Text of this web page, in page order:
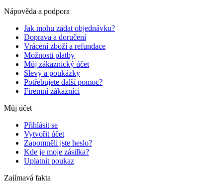
Nápověda a podpora
Jak mohu zadat objednávku?
Doprava a doručení
Vrácení zboží a refundace
Možnosti platby
Můj zákaznický účet
Slevy a poukázky
Potřebujete další pomoc?
Firemní zákazníci
Můj účet
Přihlásit se
Vytvořit účet
Zapomněli jste heslo?
Kde je moje zásilka?
Uplatnit poukaz
Zajímavá fakta